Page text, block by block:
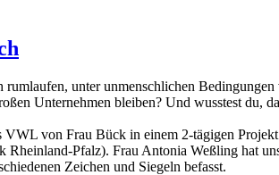
rumlaufen, unter unmenschlichen
Unternehmen bleiben? Und wusstest
von Frau Bück in einem 2-tägigen
Pfalz). Frau Antonia Weßling hat
Zeichen und Siegeln befasst.